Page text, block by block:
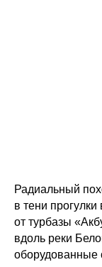
Радиальный
в тени
от турбазы
вдоль реки
оборудованные